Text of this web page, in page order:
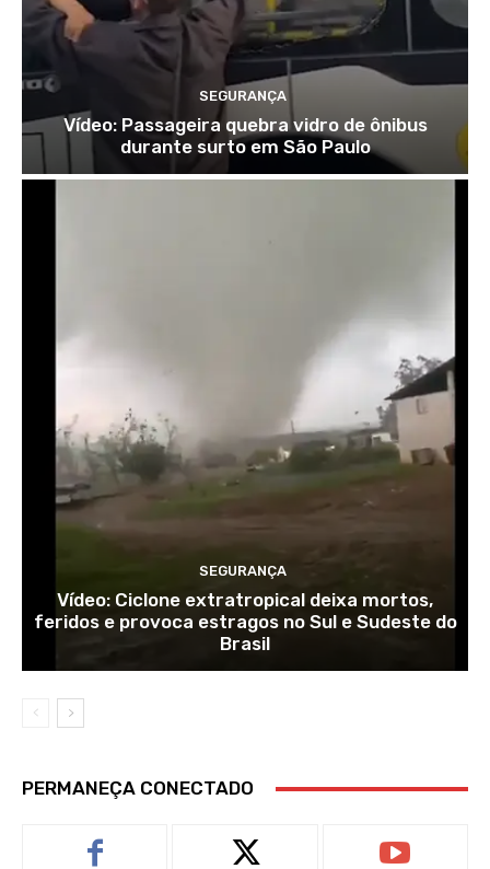
SEGURANÇA
Vídeo: Passageira quebra vidro de ônibus
durante surto em São Paulo
SEGURANÇA
Vídeo: Ciclone extratropical deixa mortos,
feridos e provoca estragos no Sul e Sudeste do
Brasil
PERMANEÇA CONECTADO